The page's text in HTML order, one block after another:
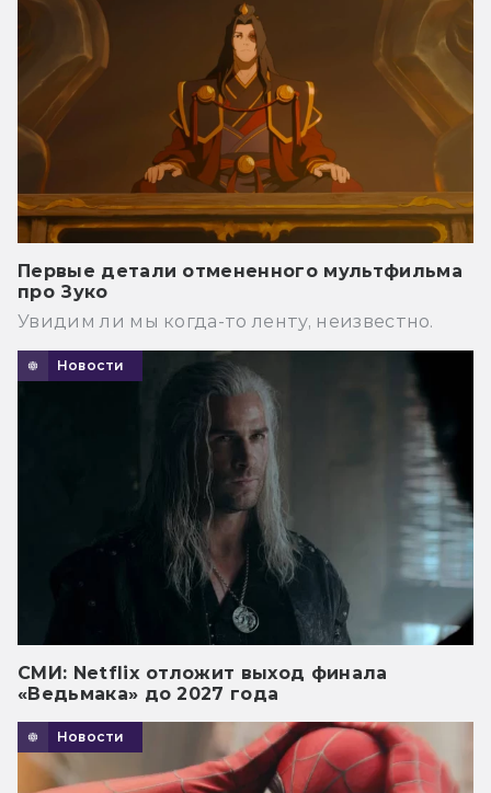
Первые детали отмененного мультфильма
про Зуко
Увидим ли мы когда-то ленту, неизвестно.
Новости
СМИ: Netflix отложит выход финала
«Ведьмака» до 2027 года
Новости